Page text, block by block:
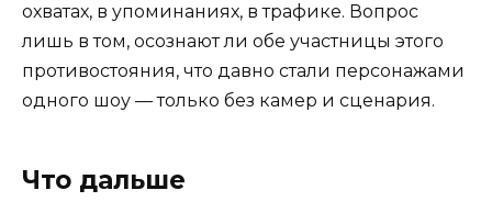
охватах, в упоминаниях, в трафике. Вопрос
лишь в том, осознают ли обе участницы этого
противостояния, что давно стали персонажами
одного шоу — только без камер и сценария.
Что дальше